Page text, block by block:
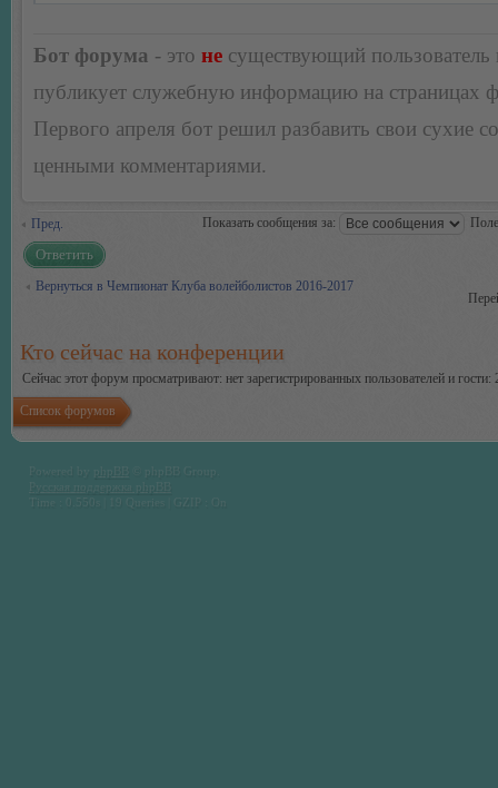
Бот форума - это не существующий пользователь
публикует служебную информацию на страницах
Первого апреля бот решил разбавить свои сухие
ценными комментариями.
Пред. Показать сообщения за:
Ответить
Вернуться в Чемпионат Клуба волейболистов 2016-2017
Кто сейчас на конференции
Сейчас этот форум просматривают: нет зарегистрированных пользователей и гости:
Список форумов
Time : 0.550s | 19 Queries | GZIP : On